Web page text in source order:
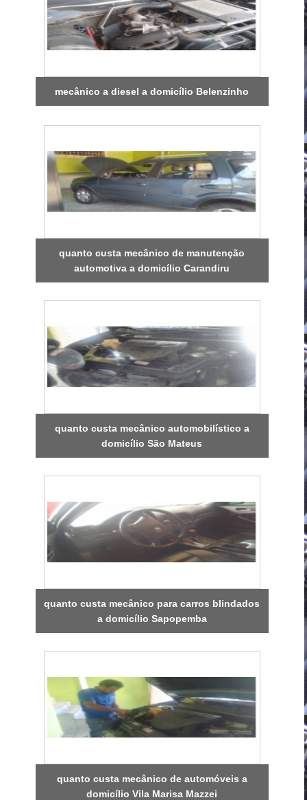
mecânico a diesel a domicílio Belenzinho
quanto custa mecânico de manutenção
automotiva a domicílio Carandiru
quanto custa mecânico automobilístico a
domicílio São Mateus
quanto custa mecânico para carros blindados
a domicílio Sapopemba
quanto custa mecânico de automóveis a
domicílio Vila Marisa Mazzei